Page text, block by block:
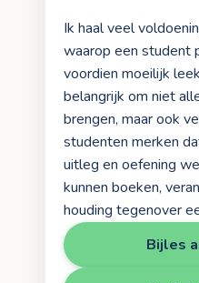
Ik haal veel
waarop een
voordien moeilijk
belangrijk om niet
brengen, maar ook
studenten merken
uitleg en oefening
kunnen boeken,
houding tegenover
Bijles